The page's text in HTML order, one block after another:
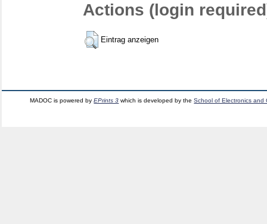
Actions (login
Eintrag anzeigen
MADOC is powered byEPrints 3 which is developed by theSchool of Electronics and